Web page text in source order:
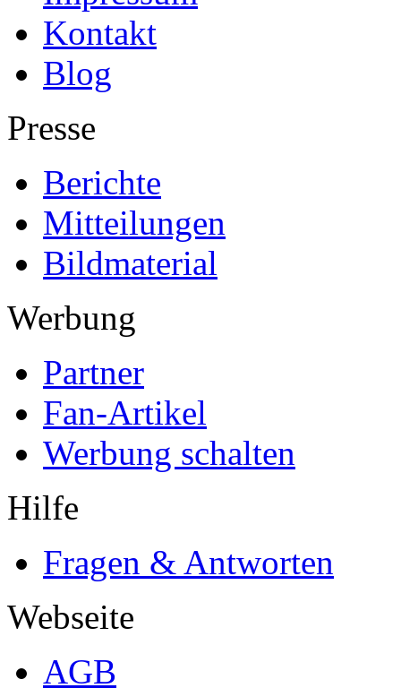
Kontakt
Blog
Presse
Berichte
Mitteilungen
Bildmaterial
Werbung
Partner
Fan-Artikel
Werbung schalten
Hilfe
Fragen & Antworten
Webseite
AGB